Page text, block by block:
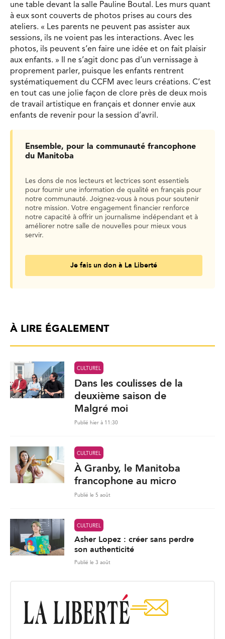
une table devant la salle Pauline Boutal. Les murs quant
à eux sont couverts de photos prises au cours des
ateliers. « Les parents ne peuvent pas assister aux
sessions, ils ne voient pas les interactions. Avec les
photos, ils peuvent s’en faire une idée et on fait plaisir
aux enfants. » Il ne s’agit donc pas d’un vernissage à
proprement parler, puisque les enfants rentrent
systématiquement du CCFM avec leurs créations. C’est
en tout cas une jolie façon de clore près de deux mois
de travail artistique en français et donner envie aux
enfants de revenir pour la session d’avril.
Ensemble, pour la communauté francophone
du Manitoba
Les dons de nos lecteurs et lectrices sont essentiels
pour fournir une information de qualité en français pour
notre communauté. Joignez-vous à nous pour soutenir
notre mission. Votre engagement financier renforce
notre capacité à offrir un journalisme indépendant et à
améliorer notre salle de nouvelles pour mieux vous
servir.
Je fais un don à La Liberté
À LIRE ÉGALEMENT
CULTUREL
Dans les coulisses de la
deuxième saison de
Malgré moi
Publié hier à 11:30
CULTUREL
À Granby, le Manitoba
francophone au micro
Publié le 5 août
CULTUREL
Asher Lopez : créer sans perdre
son authenticité
Publié le 3 août